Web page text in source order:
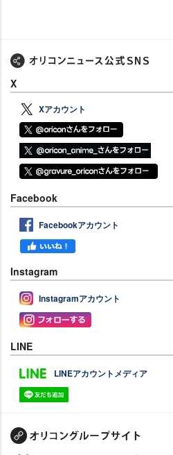
X
Xアカウント
Facebook
Facebookアカウント
Instagram
Instagramアカウント
LINE
LINEアカウントメディア